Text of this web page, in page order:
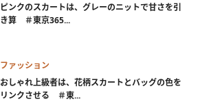
ピンクのスカートは、グレーのニットで甘さを引
き算 ＃東京365...
ファッション
おしゃれ上級者は、花柄スカートとバッグの色を
リンクさせる ＃東...